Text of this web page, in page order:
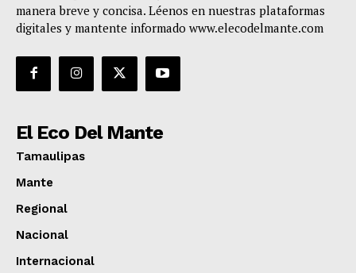
manera breve y concisa. Léenos en nuestras plataformas
digitales y mantente informado www.elecodelmante.com
El Eco Del Mante
Tamaulipas
Mante
Regional
Nacional
Internacional